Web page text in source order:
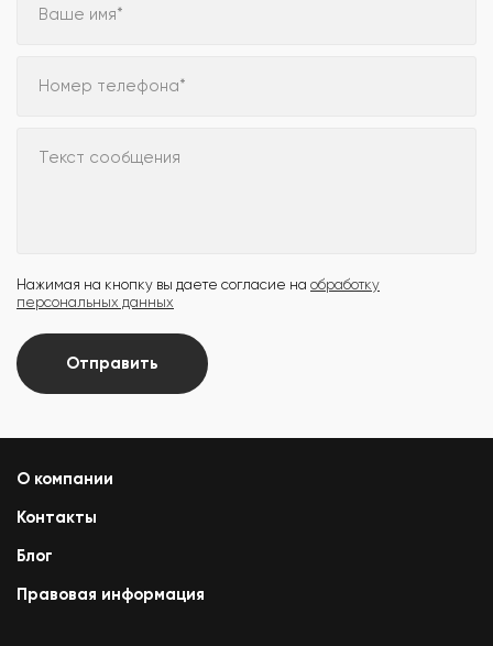
Ваше имя*
Номер телефона*
Текст сообщения
Нажимая на кнопку вы даете согласие на обработку
персональных данных
Отправить
О компании
Контакты
Блог
Правовая информация